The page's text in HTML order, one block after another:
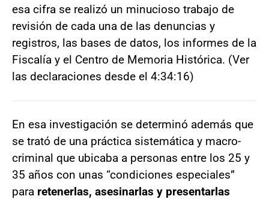
esa cifra se realizó un minucioso trabajo de
revisión de cada una de las denuncias y
registros, las bases de datos, los informes de la
Fiscalía y el Centro de Memoria Histórica. (Ver
las declaraciones desde el 4:34:16)
En esa investigación se determinó además que
se trató de una práctica sistemática y macro-
criminal que ubicaba a personas entre los 25 y
35 años con unas “condiciones especiales”
para retenerlas, asesinarlas y presentarlas